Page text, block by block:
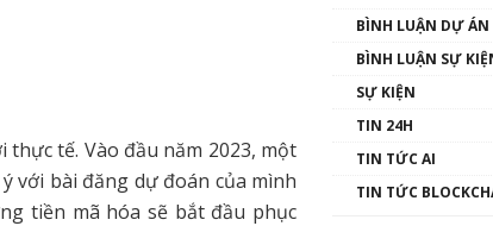
tế. Vào đầu năm 2023, một
với bài đăng dự đoán của mình
tiền mã hóa sẽ bắt đầu phục
BÌNH LUẬN DỰ ÁN
BÌNH LUẬN SỰ
SỰ KIỆN
TIN 24H
TIN TỨC AI
TIN TỨC